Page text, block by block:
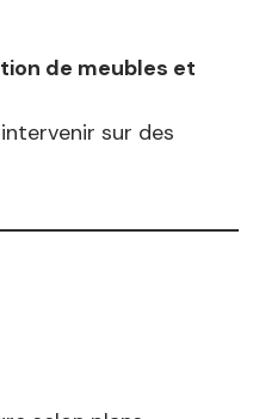
de meubles et
sur des